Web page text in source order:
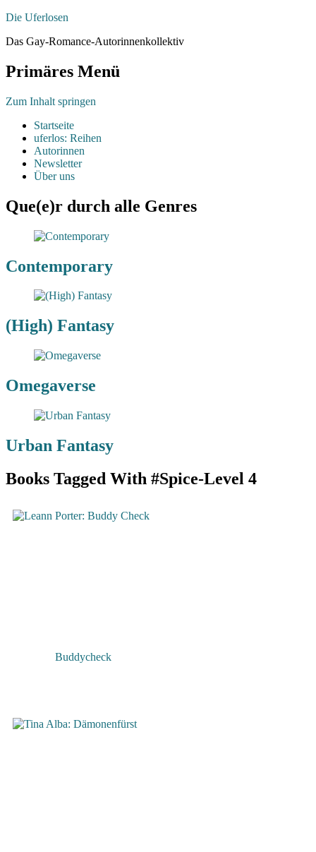
Die Uferlosen
Das Gay-Romance-Autorinnenkollektiv
Primäres Menü
Zum Inhalt springen
Startseite
uferlos: Reihen
Autorinnen
Newsletter
Über uns
Que(e)r durch alle Genres
Contemporary
(High) Fantasy
Omegaverse
Urban Fantasy
Books Tagged With #Spice-Level 4
Buddycheck